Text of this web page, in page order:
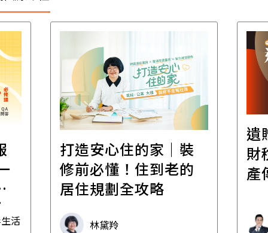
活
打造安心住的家｜裝
修前必懂！住到老的
居住規劃全攻略
林黛羚
遺
財
產